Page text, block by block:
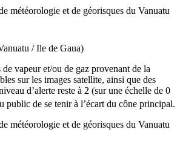
météorologie et de géorisques du Vanuatu
/ Ile de Gaua)
vapeur et/ou de gaz provenant de la
sur les images satellite, ainsi que des
d’alerte reste à 2 (sur une échelle de 0
public de se tenir à l’écart du cône principal.
météorologie et de géorisques du Vanuatu